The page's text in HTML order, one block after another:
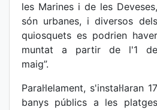
les Marines i de les Deveses,
són urbanes, i diversos dels
quiosquets es podrien haver
muntat a partir de l'1 de
maig”.
Paral·lelament, s'instal·laran 17
banys públics a les platges